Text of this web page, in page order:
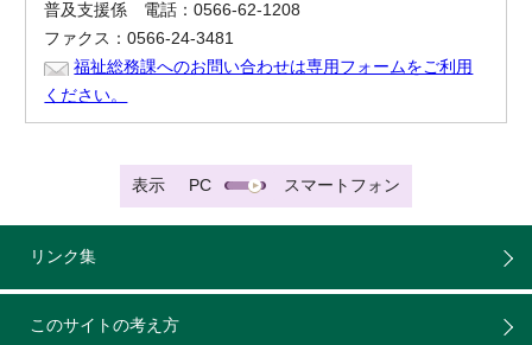
普及支援係 電話：0566-62-1208
ファクス：0566-24-3481
福祉総務課へのお問い合わせは専用フォームをご利用
ください。
表示 PC スマートフォン
リンク集
このサイトの考え方